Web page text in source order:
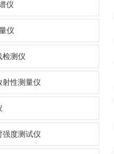
仪
仪
检测仪
射性测量仪
强度测试仪